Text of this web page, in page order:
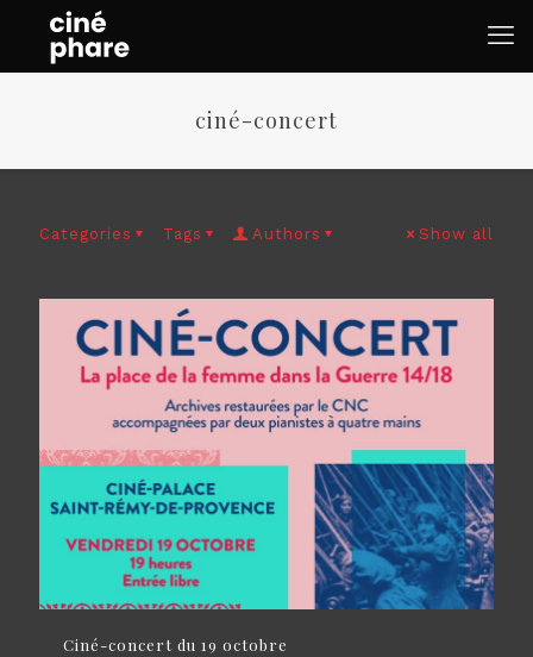
ciné-concert
Categories Tags Authors Show all
Ciné-concert du 19 octobre